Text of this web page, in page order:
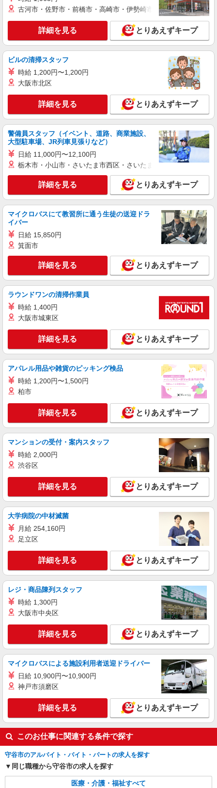
派遣社員
株式会社kotrio /●SI-H-2024253
≪守谷駅≫年齢不問！０からスタートでも活躍
できる看護助手♪
時給1600円〜2250円 ＜日払い有/週払い有/交
通費全支給(ガソリン代含む)＞
守谷市
詳細を見る
株式会社kotrio /●SI-H-2023991
≪守谷駅≫未経験・無資格から看護助手へ挑
戦！シフト相談OK♪
時給1600円〜2250円 ＜日払い有/週払い有/交
通費全支給(ガソリン代含む)＞
守谷市
キープ 詳細を見る
アルバイト パート 派遣社員
日研トータルソーシング株式会社 メディカルケア事業部/柏オフィス
【看護助手】
時給1,280円 ★週払いOK（規定あり） ※給与
幅は経験・能力による
茨城県守谷市 【最寄駅】新守谷駅
キープ 詳細を見る
株式会社kotrio /●SI-H-2076332
守谷駅すぐ★病院でお掃除/食事の配膳など♪★
激募★
時給1600円〜2250円 ＜日払い有/週払い有/交
キープ 詳細を見る
日研トータルソーシング株式会社 メディカルケア事業部/柏オフィス
【看護助手】
時給1,280円 ★週払いOK（規定あり） ※給与
幅は経験・能力による
茨城県守谷市 【最寄駅】守谷駅
キープ 詳細を見る
派遣社員
【職場環境◎】よすぎて全私が泣いた≫看護助
手募集♪未経験OK！
時給1600円〜2250円 ＜日払い有/週払い有/交
通費全支給(ガソリン代含む)＞
キープ 詳細を見る
派遣社員
株式会社kotrio /●SI-H-2093692
善は急げ≫≫≫履歴書不要＆面接なし！駅チカ
病院で看護助手急募
時給1600円〜2250円 ＜日払い有/週払い有/交
守谷市
キープ 詳細を見る
派遣社員
株式会社kotrio /●SI-H-2024384
＜守谷駅＞元気も、プライベートも諦めない＊
週3〜OK/看護助手
古河市・佐野市・前橋市・高崎市・伊勢崎市・太田市・館林市
詳細を見る とりあえずキープ
ビルの清掃スタッフ
時給 1,200円〜1,200円
大阪市北区
詳細を見る とりあえずキープ
警備員スタッフ（イベント、道路、商業施設、
大型駐車場、JR列車見張りなど）
日給 11,000円〜12,100円
栃木市・小山市・さいたま市西区・さいたま市岩槻区・久喜市・
詳細を見る とりあえずキープ
マイクロバスにて教習所に通う生徒の送迎ドラ
イバー
日給 15,850円
箕面市
詳細を見る とりあえずキープ
ラウンドワンの清掃作業員
時給 1,400円
大阪市城東区
詳細を見る とりあえずキープ
アパレル用品や雑貨のピッキング検品
時給 1,200円〜1,500円
柏市
詳細を見る とりあえずキープ
マンションの受付・案内スタッフ
時給 2,000円
渋谷区
詳細を見る とりあえずキープ
大学病院の中材滅菌
月給 254,160円
足立区
詳細を見る とりあえずキープ
レジ・商品陳列スタッフ
時給 1,300円
大阪市中央区
詳細を見る とりあえずキープ
マイクロバスによる施設利用者送迎ドライバー
日給 10,900円〜10,900円
神戸市須磨区
詳細を見る とりあえずキープ
このお仕事に関連する条件で探す
守谷市のアルバイト・バイト・パートの求人を探す
同じ職種から守谷市の求人を探す
医療・介護・福祉すべて